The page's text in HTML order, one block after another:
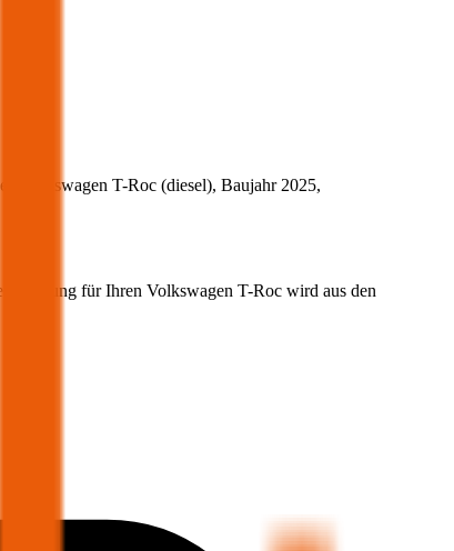
Volkswagen T-Roc (diesel), Baujahr 2025,
für Ihren Volkswagen T-Roc wird aus den